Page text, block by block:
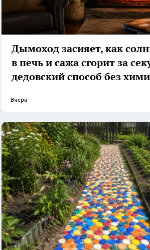
Дымоход засияет, как
в печь и сажа сгорит за
дедовский способ без
Вчера